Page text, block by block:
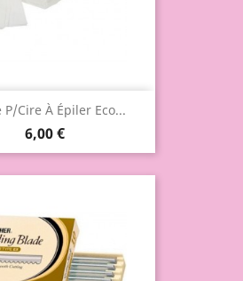
P/cire À Épiler Eco...
6,00 €